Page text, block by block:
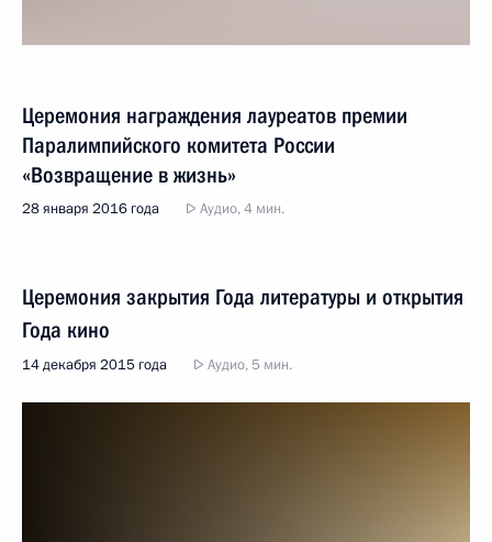
Церемония награждения лауреатов премии
Паралимпийского комитета России
«Возвращение в жизнь»
28 января 2016 года Аудио, 4 мин.
Церемония закрытия Года литературы и открытия
Года кино
14 декабря 2015 года Аудио, 5 мин.